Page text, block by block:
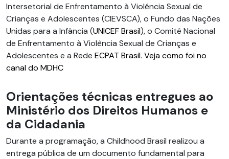
Intersetorial de Enfrentamento à Violência Sexual de
Crianças e Adolescentes (CIEVSCA), o Fundo das Nações
Unidas para a Infância (UNICEF Brasil), o Comitê Nacional
de Enfrentamento à Violência Sexual de Crianças e
Adolescentes e a Rede ECPAT Brasil. Veja como foi no
canal do MDHC
Orientações técnicas entregues ao
Ministério dos Direitos Humanos e
da Cidadania
Durante a programação, a Childhood Brasil realizou a
entrega pública de um documento fundamental para